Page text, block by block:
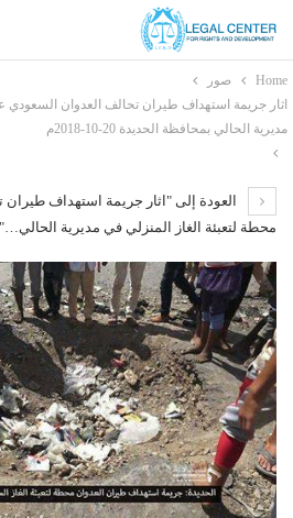
Home
صور
اثار جريمة استهداف طيران تحالف العدوان السعودي
مديرية الحالي بمحافظة الحديدة 20-10-2018م
العودة إلى "اثار جريمة استهداف
محطة لتعبئة الغاز المنزلي في مديرية الحالي…"